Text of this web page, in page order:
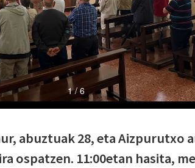
abuztuak 28, eta Aizpurutxo
ospatzen. 11:00etan hasita,